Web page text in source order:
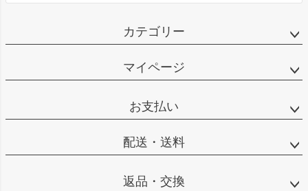
カテゴリー
マイページ
お支払い
配送・送料
返品・交換